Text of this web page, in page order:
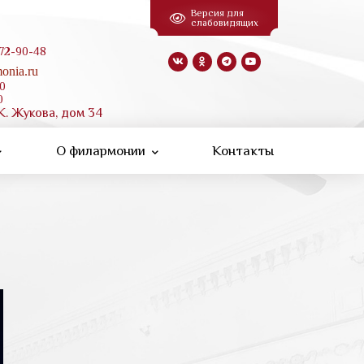
90-48
Жукова, дом 34
Версия для
слабовидящих
О филармонии Контакты